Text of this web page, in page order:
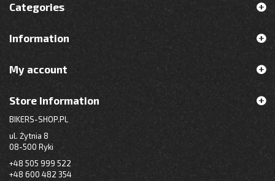
Categories
Information
My account
Store Information
BIKERS-SHOP.PL
ul. Żytnia 8
08-500 Ryki
+48 505 999 522
+48 600 482 354